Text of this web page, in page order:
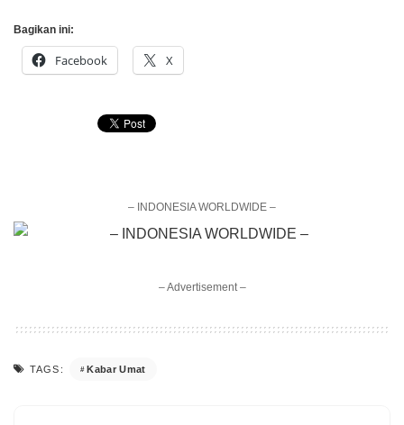
Bagikan ini:
Facebook X
– INDONESIA WORLDWIDE –
– Advertisement –
TAGS: Kabar Umat